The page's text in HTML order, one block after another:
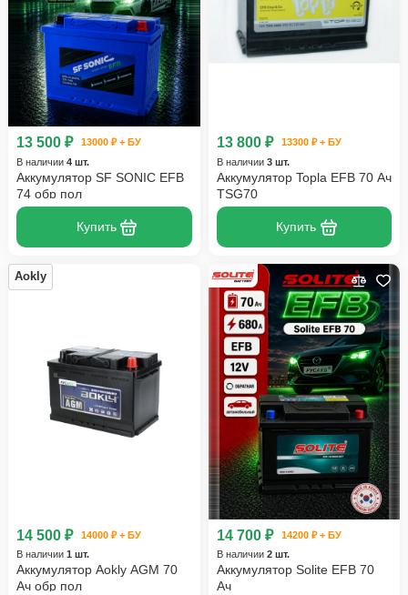
13 500 ₽
13000 ₽ + БУ
В наличии 4 шт.
Аккумулятор SF SONIC EFB
74 обр пол
Купить
13 800 ₽
13300 ₽ + БУ
В наличии 3 шт.
Аккумулятор Topla EFB 70 Ач
TSG70
Купить
Aokly
14 500 ₽
14000 ₽ + БУ
В наличии 1 шт.
Аккумулятор Aokly AGM 70
Ач обр пол
14 700 ₽
14200 ₽ + БУ
В наличии 2 шт.
Аккумулятор Solite EFB 70
Ач